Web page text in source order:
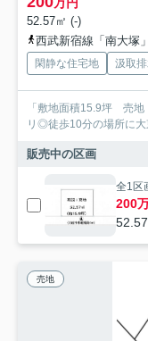
52.57㎡ (-)
西武新宿線「南大塚
閑静な住宅地 汲取
「敷地面積15.9坪 売
リ◎徒歩10分の場所に
販売中の区画
全1区
200
売地